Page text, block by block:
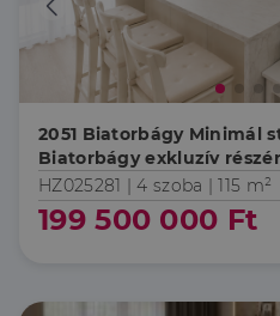
2051 Biatorbágy Minimál
Biatorbágy exkluzív
HZ025281 |4 szoba | 115 m²
199 500 000 Ft